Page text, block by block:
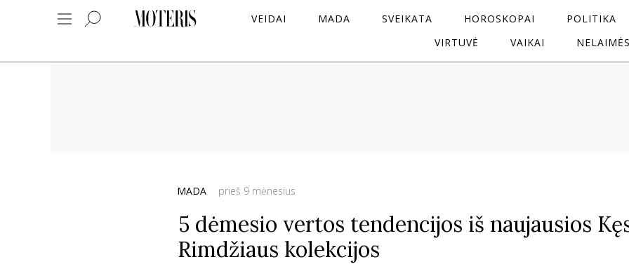
VEIDAI MADA SVEIKATA HOROSKOPAI
POLITIKA
VIRTUVĖ
VAIKAI
MADA prieš 9 mėnesius
5 dėmesio vertos tendencijos iš naujausios
Rimdžiaus kolekcijos